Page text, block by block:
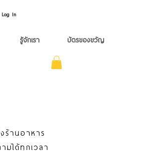
Log In
รู้จักเรา บัตรของขวัญ
านอาหาร
ได้ทุกเวลา